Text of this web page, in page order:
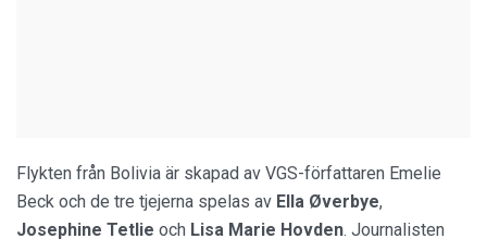
Flykten från Bolivia är skapad av VGS-författaren Emelie
Beck och de tre tjejerna spelas av Ella Øverbye,
Josephine Tetlie och Lisa Marie Hovden. Journalisten